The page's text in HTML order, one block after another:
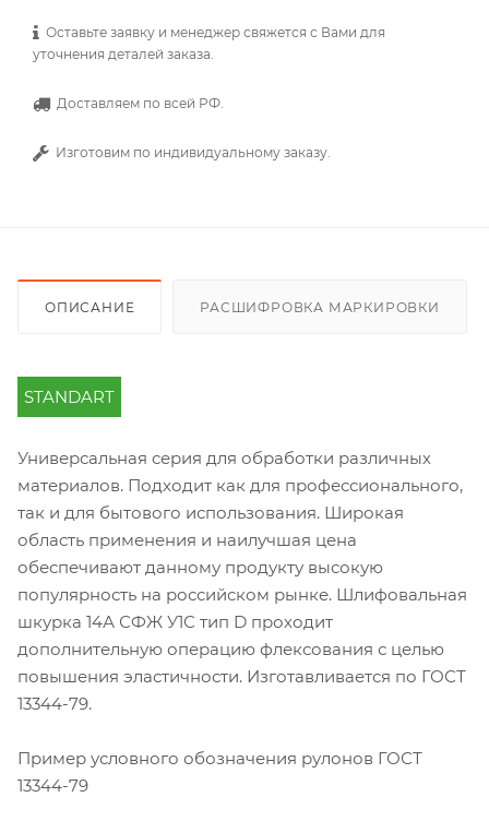
Оставьте заявку и менеджер свяжется с Вами для
уточнения деталей заказа.
Доставляем по всей РФ.
Изготовим по индивидуальному заказу.
ОПИСАНИЕ РАСШИФРОВКА МАРКИРОВКИ
STANDART
Универсальная серия для обработки различных
материалов. Подходит как для профессионального,
так и для бытового использования. Широкая
область применения и наилучшая цена
обеспечивают данному продукту высокую
популярность на российском рынке. Шлифовальная
шкурка 14А СФЖ У1С тип D проходит
дополнительную операцию флексования с целью
повышения эластичности. Изготавливается по ГОСТ
13344-79.
Пример условного обозначения рулонов ГОСТ
13344-79